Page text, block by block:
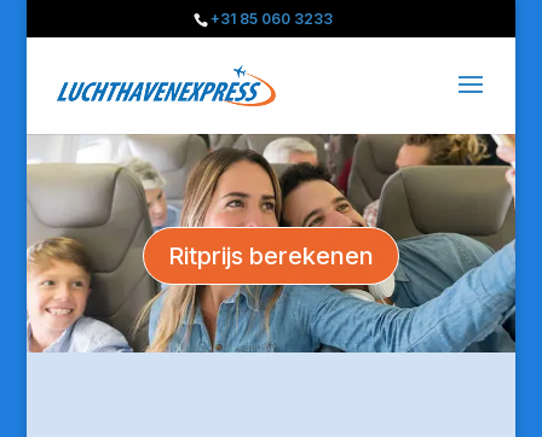
+31 85 060 3233
Ritprijs berekenen